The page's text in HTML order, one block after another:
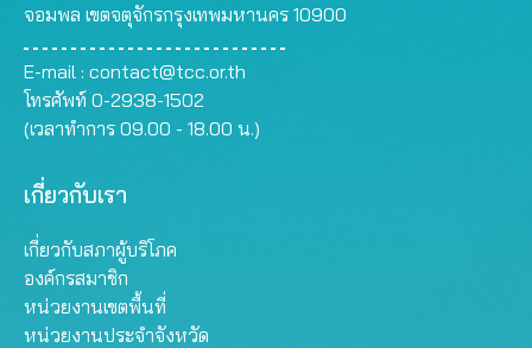
จอมพล เขตจตุจักรกรุงเทพมหานคร 10900
E-mail : contact@tcc.or.th
โทรศัพท์ 0-2938-1502
(เวลาทำการ 09.00 - 18.00 น.)
เกี่ยวกับเรา
เกี่ยวกับสภาผู้บริโภค
องค์กรสมาชิก
หน่วยงานเขตพื้นที่
หน่วยงานประจำจังหวัด